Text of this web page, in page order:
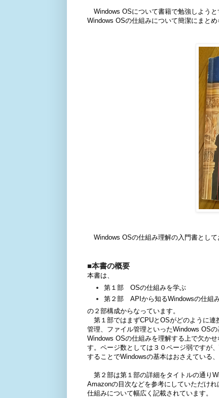
Windows OSについて書籍で勉強しようと
Windows OSの仕組みについて簡潔にまと
Windows OSの仕組み理解の入門書として
■本書の概要
本書は、
第１部 OSの仕組みを学ぶ
第２部 APIから知るWindowsの仕組
の２部構成からなっています。
第１部ではまずCPUとOSがどのように連
管理、ファイル管理といったWindows OS
Windows OSの仕組みを理解する上で欠か
す。ページ数としては３０ページ弱ですが
することでWindowsの基本はおさえている
第２部は第１部の詳細をタイトルの通り
Amazonの目次などを参考にしていただけ
仕組みについて幅広く記載されています。